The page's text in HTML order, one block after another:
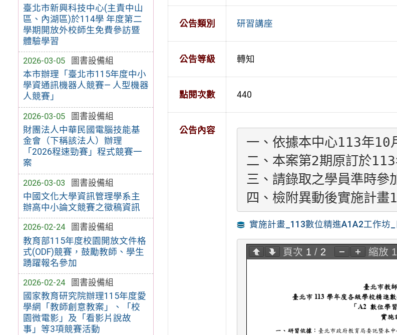
臺北市新興科技中心(主責中山
區、內湖區)於114學 年度第二
學期開放外校師生免費參訪暨
體驗學習
2026-03-05
圖書設備組
本市辦理「臺北市115年度中小
學資通訊機器人競賽— 人型機器
人競賽」
2026-03-05
圖書設備組
財團法人中華民國電腦技能基
金會（下稱該法人）辦理
「2026程速勁賽」程式競賽一
案
2026-03-03
圖書設備組
中國文化大學資訊管理學系主
辦高中小論文競賽之徵稿資訊
2026-02-24
圖書設備組
教育部115年度校園開放文件格
式(ODF)競賽，鼓勵教師、學生
踴躍報名參加
2026-02-24
圖書設備組
國家教育研究院辦理115年度愛
學網「教師創意教案」、「校
園微電影」及「看影片說故
事」等3項競賽活動
公告類別 研習講座
公告等級 轉知
點閱次數 440
公告內容
一、依據本中心113年10
二、本案第2期原訂於
三、請錄取之學員準時參
實施計畫_113數位精進A1A2工作坊
頁次 1 / 2 縮放